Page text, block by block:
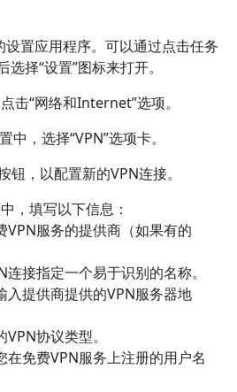
置应用程序。可以通过点击任务
择“设置”图标来打开。
击“网络和Internet”选项。
，选择“VPN”选项卡。
钮，以配置新的VPN连接。
，填写以下信息：
VPN服务的提供商（如果有的
接指定一个易于识别的名称。
入提供商提供的VPN服务器地
协议类型。
在免费VPN服务上注册的用户名